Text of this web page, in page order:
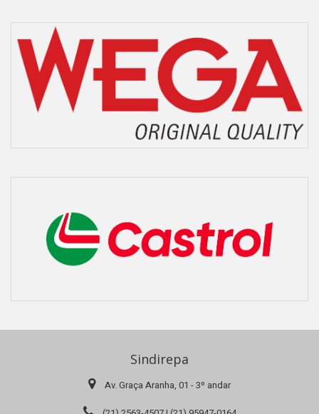
Sindirepa
Av. Graça Aranha, 01 - 3º andar